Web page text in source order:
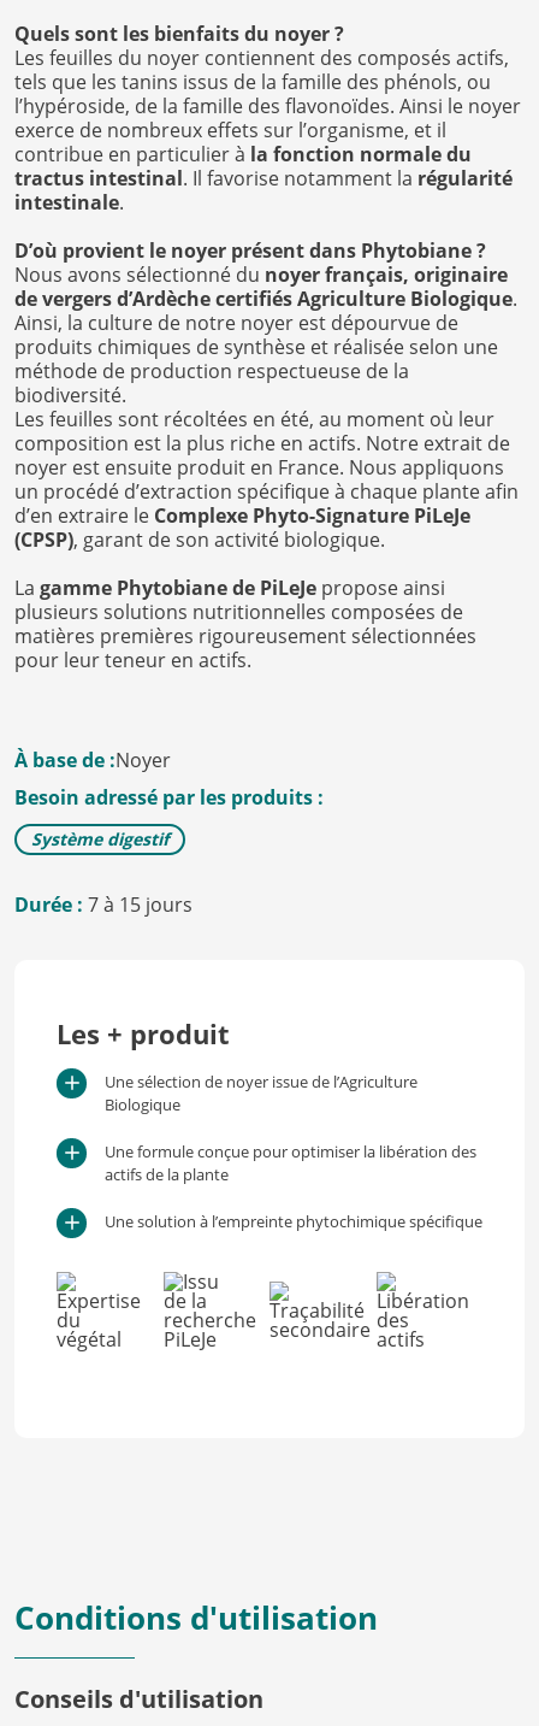
Quels sont les bienfaits du noyer ?
Les feuilles du noyer contiennent des composés actifs,
tels que les tanins issus de la famille des phénols, ou
l’hypéroside, de la famille des flavonoïdes. Ainsi le noyer
exerce de nombreux effets sur l’organisme, et il
contribue en particulier à la fonction normale du
tractus intestinal. Il favorise notamment la régularité
intestinale.
D’où provient le noyer présent dans Phytobiane ?
Nous avons sélectionné du noyer français, originaire
de vergers d’Ardèche certifiés Agriculture Biologique.
Ainsi, la culture de notre noyer est dépourvue de
produits chimiques de synthèse et réalisée selon une
méthode de production respectueuse de la
biodiversité.
Les feuilles sont récoltées en été, au moment où leur
composition est la plus riche en actifs. Notre extrait de
noyer est ensuite produit en France. Nous appliquons
un procédé d’extraction spécifique à chaque plante afin
d’en extraire le Complexe Phyto-Signature PiLeJe
(CPSP), garant de son activité biologique.
La gamme Phytobiane de PiLeJe propose ainsi
plusieurs solutions nutritionnelles composées de
matières premières rigoureusement sélectionnées
pour leur teneur en actifs.
À base de :Noyer
Besoin adressé par les produits :
Système digestif
Durée : 7 à 15 jours
Les + produit
Une sélection de noyer issue de l’Agriculture
Biologique
Une formule conçue pour optimiser la libération des
actifs de la plante
Une solution à l’empreinte phytochimique spécifique
Conditions d'utilisation
Conseils d'utilisation